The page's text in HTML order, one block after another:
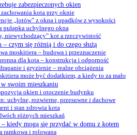
zabezpieczonych okien
kota przy oknie
„lotów” z okna i upadków z wysokości
pułapka uchylnego okna
niewychodzący” kot a rzeczywistość
czym się różnią i do czego służą
moskitiera – budowa i przeznaczenie
dla kota – konstrukcja i odporność
i gryzienie – realne obciążenia
może być dodatkiem, a kiedy to za mało
swoim mieszkaniu
okien i otoczenie budynku
uchylne, rozwierne, przesuwne i dachowe
i stan zdrowia kota
różnych mieszkań
kiedy mogą się przydać w domu z kotem
ramkowa i rolowana